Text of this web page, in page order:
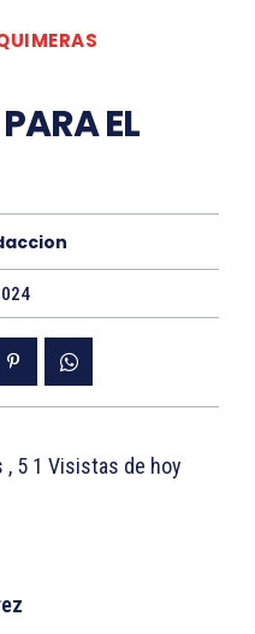
EL
, 5 1 Visistas de hoy